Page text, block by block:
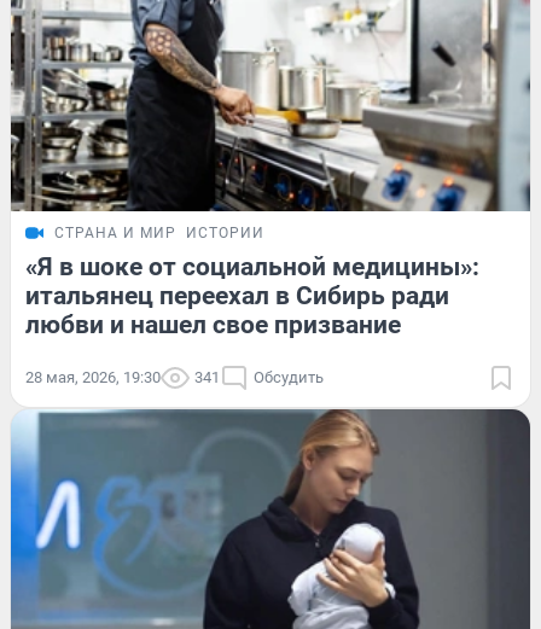
СТРАНА И МИР ИСТОРИИ
«Я в шоке от социальной медицины»:
итальянец переехал в Сибирь ради
любви и нашел свое призвание
28 мая, 2026, 19:30 341 Обсудить